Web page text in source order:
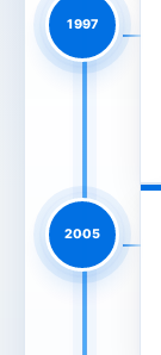
1997
2005